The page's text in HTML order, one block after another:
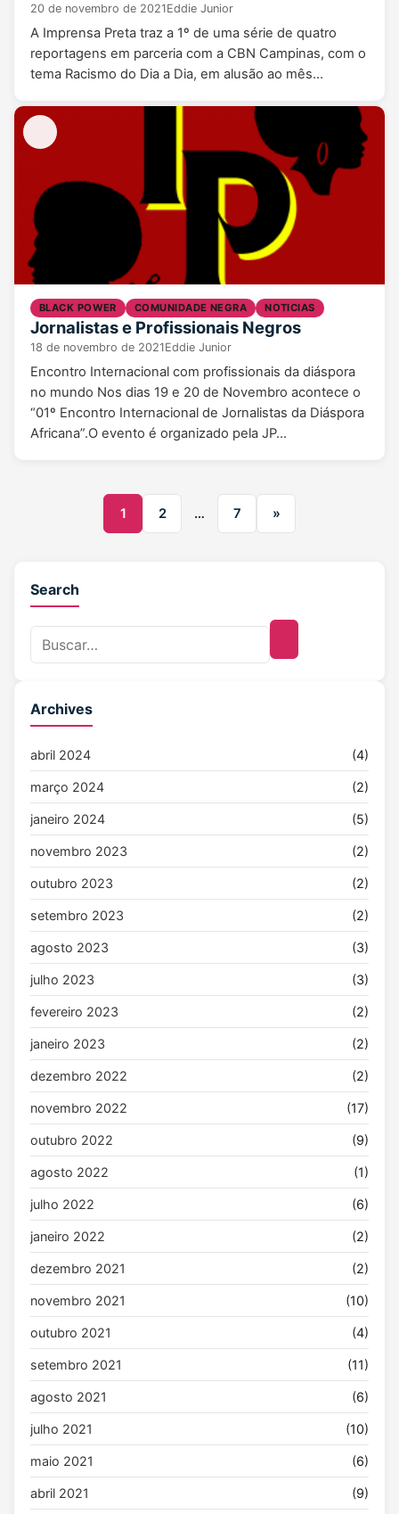
20 de novembro de 2021Eddie Junior
A Imprensa Preta traz a 1º de uma série de quatro
reportagens em parceria com a CBN Campinas, com o
tema Racismo do Dia a Dia, em alusão ao mês…
BLACK POWER COMUNIDADE NEGRA NOTICIAS
Jornalistas e Profissionais Negros
18 de novembro de 2021Eddie Junior
Encontro Internacional com profissionais da diáspora
no mundo Nos dias 19 e 20 de Novembro acontece o
“01º Encontro Internacional de Jornalistas da Diáspora
Africana”.O evento é organizado pela JP…
1 2 … 7 »
Search
Archives
abril 2024 (4)
março 2024 (2)
janeiro 2024 (5)
novembro 2023 (2)
outubro 2023 (2)
setembro 2023 (2)
agosto 2023 (3)
julho 2023 (3)
fevereiro 2023 (2)
janeiro 2023 (2)
dezembro 2022 (2)
novembro 2022 (17)
outubro 2022 (9)
agosto 2022 (1)
julho 2022 (6)
janeiro 2022 (2)
dezembro 2021 (2)
novembro 2021 (10)
outubro 2021 (4)
setembro 2021 (11)
agosto 2021 (6)
julho 2021 (10)
maio 2021 (6)
abril 2021 (9)